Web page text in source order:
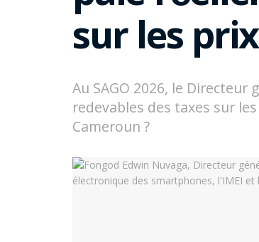
sur les
Au SAGO 2026, le
redevables des taxes sur
Cameroun ?